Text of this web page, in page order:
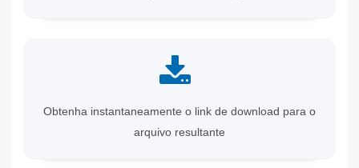
Obtenha instantaneamente o link de download para o
arquivo resultante